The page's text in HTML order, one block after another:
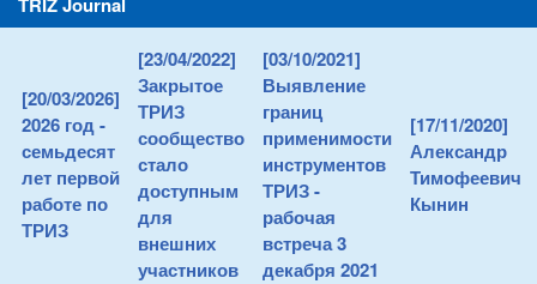
[20/03/2026]
2026 год -
семьдесят
лет первой
работе по
ТРИЗ
[23/04/2022]
Закрытое
ТРИЗ
сообщество
стало
доступным
для
внешних
участников
[03/10/2021]
Выявление
границ
применимости
инструментов
ТРИЗ -
рабочая
встреча 3
декабря 2021
[17/11/2020]
Александр
Тимофеевич
Кынин